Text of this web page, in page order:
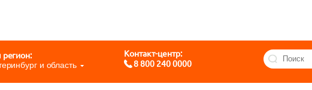
и область
Контакт-центр:
8 800 240 0000